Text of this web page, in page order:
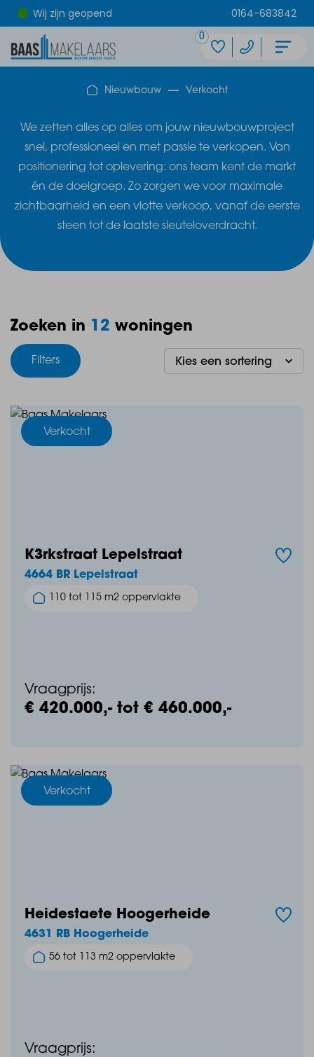
Wij zijn geopend 0164-683842
0
Nieuwbouw Verkocht
We zetten alles op alles om jouw nieuwbouwproject
snel, professioneel en met passie te verkopen. Van
positionering tot oplevering: ons team kent de markt
én de doelgroep. Zo zorgen we voor maximale
zichtbaarheid en een vlotte verkoop, vanaf de eerste
steen tot de laatste sleuteloverdracht.
Zoeken in 12 woningen
Filters
Verkocht
K3rkstraat Lepelstraat
4664 BR Lepelstraat
110 tot 115 m2 oppervlakte
Vraagprijs:
€ 420.000,- tot € 460.000,-
Verkocht
Heidestaete Hoogerheide
4631 RB Hoogerheide
56 tot 113 m2 oppervlakte
Vraagprijs: